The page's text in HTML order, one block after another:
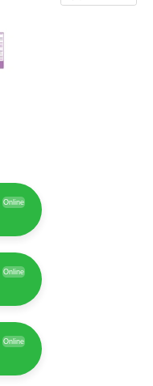
Online
Online
Online